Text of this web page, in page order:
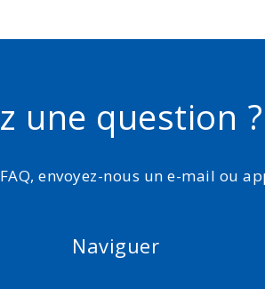
une question ?
envoyez-nous un e-mail ou
Naviguer